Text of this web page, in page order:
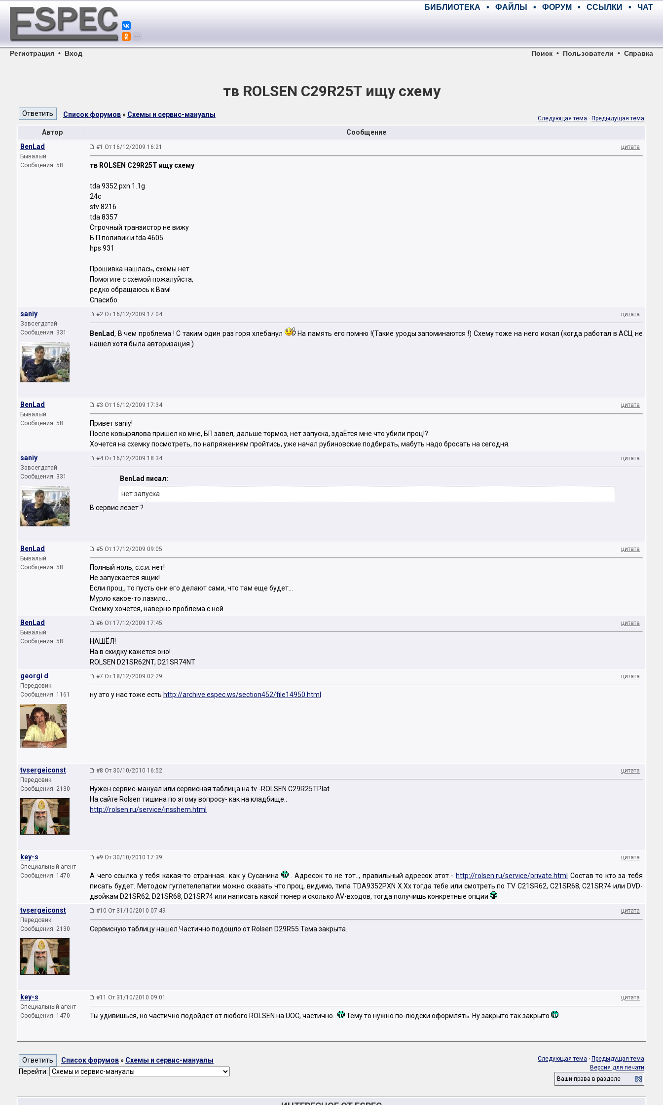
БИБЛИОТЕКА • ФАЙЛЫ • ФОРУМ • ССЫЛКИ • ЧАТ
Регистрация • Вход Поиск • Пользователи • Справка
тв ROLSEN C29R25T ищу схему
Список форумов » Схемы и сервис-мануалы Следующая тема · Предыдущая тема
Автор
Сообщение
BenLad
Бывалый
Сообщения: 58
#1 От 16/12/2009 16:21 цитата
тв ROLSEN C29R25T ищу схему
tda 9352 pxn 1.1g
24c
stv 8216
tda 8357
Строчный транзистор не вижу
Б П поливик и tda 4605
hps 931
Прошивка нашлась, схемы нет.
Помогите с схемой пожалуйста,
редко обращаюсь к Вам!
Спасибо.
saniy
Завсегдатай
Сообщения: 331
#2 От 16/12/2009 17:04 цитата
BenLad, В чем проблема ! С таким один раз горя хлебанул
На память его помню !(Такие уроды запоминаются !) Схему тоже на него искал (когда работал в АСЦ не
нашел хотя была авторизация )
BenLad
Бывалый
Сообщения: 58
#3 От 16/12/2009 17:34 цитата
Привет saniy!
После ковырялова пришел ко мне, БП завел, дальше тормоз, нет запуска, здаЁтся мне что убили проц!?
Хочется на схемку посмотреть, по напряжениям пройтись, уже начал рубиновские подбирать, мабуть надо бросать на сегодня.
saniy
Завсегдатай
Сообщения: 331
#4 От 16/12/2009 18:34 цитата
BenLad писал:
нет запуска
В сервис лезет ?
BenLad
Бывалый
Сообщения: 58
#5 От 17/12/2009 09:05 цитата
Полный ноль, с.с.и. нет!
Не запускается ящик!
Если проц., то пусть они его делают сами, что там еще будет...
Мурло какое-то лазило...
Схемку хочется, наверно проблема с ней.
BenLad
Бывалый
Сообщения: 58
#6 От 17/12/2009 17:45 цитата
НАШЁЛ!
На в скидку кажется оно!
ROLSEN D21SR62NT, D21SR74NT
georgi d
Передовик
Сообщения: 1161
#7 От 18/12/2009 02:29 цитата
ну это у нас тоже есть http://archive.espec.ws/section452/file14950.html
tvsergeiconst
Передовик
Сообщения: 2130
#8 От 30/10/2010 16:52 цитата
Нужен сервис-мануал или сервисная таблица на tv -ROLSEN C29R25TPlat.
На сайте Rolsen тишина по этому вопросу- как на кладбище.:
http://rolsen.ru/service/insshem.html
key-s
Специальный агент
Сообщения: 1470
#9 От 30/10/2010 17:39 цитата
А чего ссылка у тебя какая-то странная.. как у Сусанина . Адресок то не тот.., правильный адресок этот - http://rolsen.ru/service/private.html Состав то кто за тебя
писать будет. Методом гуглетелепатии можно сказать что проц, видимо, типа TDA9352PXN X.Xx тогда тебе или смотреть по TV C21SR62, C21SR68, C21SR74 или DVD-
двойкам D21SR62, D21SR68, D21SR74 или написать какой тюнер и сколько AV-входов, тогда получишь конкретные опции
tvsergeiconst
Передовик
Сообщения: 2130
#10 От 31/10/2010 07:49 цитата
Сервисную таблицу нашел.Частично подошло от Rolsen D29R55.Тема закрыта.
key-s
Специальный агент
Сообщения: 1470
#11 От 31/10/2010 09:01 цитата
Ты удивишься, но частично подойдет от любого ROLSEN на UOC, частично.. Тему то нужно по-людски оформлять. Ну закрыто так закрыто
Список форумов » Схемы и сервис-мануалы
Перейти:
Следующая тема · Предыдущая тема
Версия для печати
Ваши права в разделе